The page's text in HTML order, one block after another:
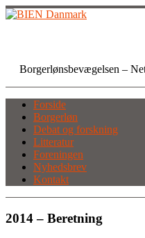
Skip
to
Borgerlønsbevægelsen –
Forside
Borgerløn
Debat og forskning
Litteratur
Foreningen
Nyhedsbrev
Kontakt
2014 – Beretning